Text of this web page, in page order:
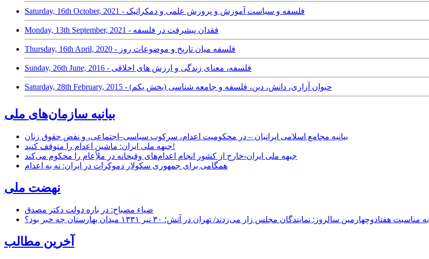
Saturday, 16th October, 2021 - فلسفه و سیاست آموزش و پرورش علمی و دمکراتیک
Monday, 13th September, 2021 - فقدان پیشرفت در فلسفه
Thursday, 16th April, 2020 - فلسفه میان تاریخ و موضوعات روز
Sunday, 26th June, 2016 - فلسفه، معنای زندگی و ارزش های اخلاقی
Saturday, 28th February, 2015 - حیوان آزاری، دانش، دین، فلسفه و جامعه شناسی (بخش یکم)
بیانیه سازمان‌های ملی
بیانیه مجامع اسلامی ایرانیان – در محکومیت اعدام، سرکوب سیاسی–اجتماعی، و نقض حقوق زنان
جبهه ملی ایران: ماشین اعدام را متوقف کنید!
جبهه ملی ایران-خارج از کشور انجام اعدام‌های وقیحانه در ملأِعام را محکوم می‌کند
همگامی برای جمهوری سکولار دموکرات در ایران: نه به اعدام
نهضت ملی
ضیاء مصباح: در باره دولت دکتر مصدق
به مناسبت هفتادوچهارمین سالروز: نمایندگان مجلس زار می‌زدند/ تهران در آتش؛ ۳۰ تیر ۱۳۳۱ میدان بهارستان چه خبر بود؟
آخرین مطالب